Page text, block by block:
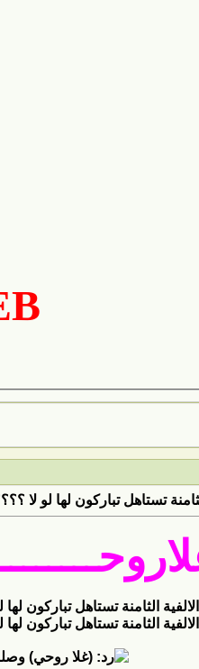
تستاهل تباركون لها لو لا